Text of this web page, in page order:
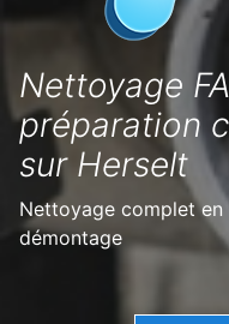
Nettoyage
préparation
sur Herselt
Nettoyage complet
démontage